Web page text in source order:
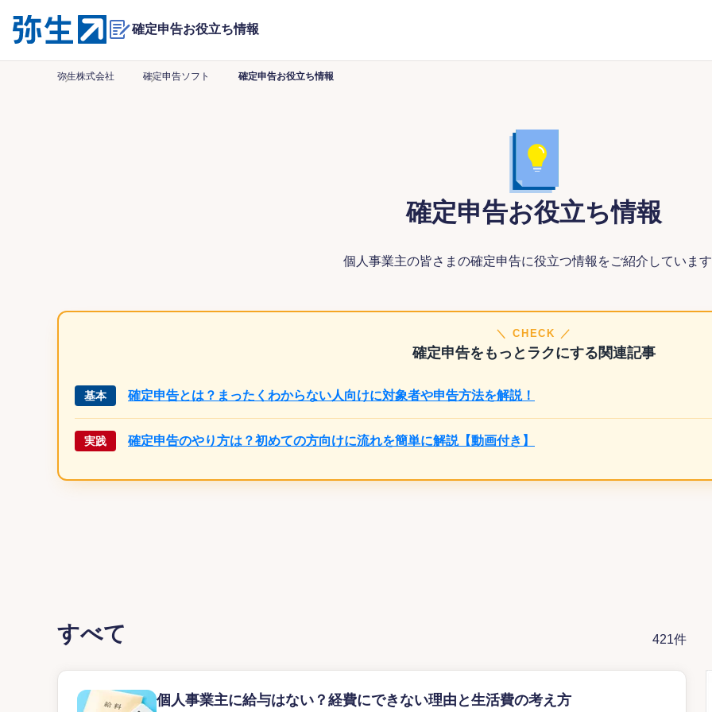
確定申告お役立ち情報
弥生株式会社 確定申告ソフト 確定申告お役立ち情報
確定申告お役立ち情報
個人事業主の皆さまの確定申告に役立つ情報をご紹介していま
＼ CHECK ／
確定申告をもっとラクにする関連記事
基本 確定申告とは？まったくわからない人向けに対象者や申告方法を解説！
実践 確定申告のやり方は？初めての方向けに流れを簡単に解説【動画付き】
すべて 421件
個人事業主に給与はない？経費にできない理由と生活費の考え方